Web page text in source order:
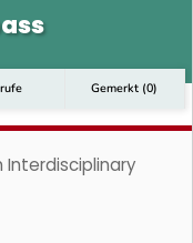
Gemerkt (0)